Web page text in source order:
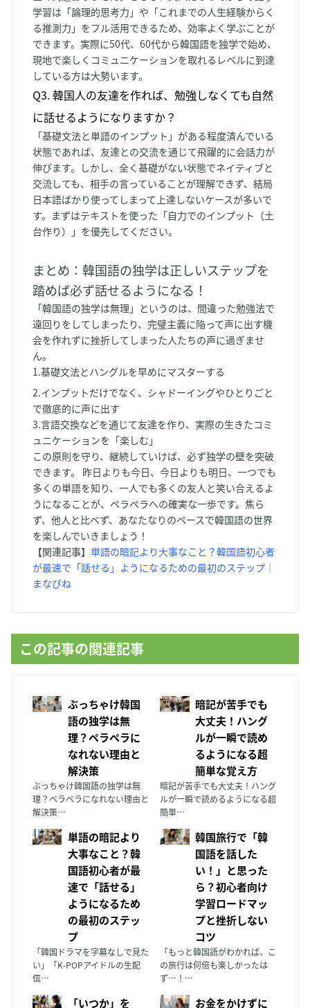
学習は「論理的思考力」や「これまでの人生経験からく
る推測力」をフル活用できるため、効率よく学ぶことが
できます。実際に50代、60代から韓国語を独学で始め、
現地で楽しくコミュニケーションを取れるレベルに到達
している方は大勢います。
Q3. 韓国人の友達を作れば、勉強しなくても自然
に話せるようになりますか？
「基礎文法と単語のインプット」がある程度済んでいる
状態であれば、友達との交流を通じて飛躍的に会話力が
伸びます。しかし、全く基礎がない状態でネイティブと
交流しても、相手の言っていることが理解できず、結局
日本語ばかり使ってしまって上達しないケースが多いで
す。まずはテキストを使った「自力でのインプット（土
台作り）」を優先してください。
まとめ：韓国語の独学は正しいステップを
踏めば必ず話せるようになる！
「韓国語の独学は無理」というのは、間違った勉強法で
遠回りをしてしまったり、完璧主義に陥って声に出す機
会を作れずに挫折してしまった人たちの声に過ぎませ
ん。
1.基礎文法とハングルを早めにマスターする
2.インプットだけでなく、シャドーイングやひとりごと
で徹底的に声に出す
3.言語交換などを通じて友達を作り、実際の生きたコミ
ュニケーションを「楽しむ」
この原則を守り、継続していけば、必ず独学の壁を突破
できます。 昨日よりも今日、今日よりも明日、一つでも
多くの単語を知り、一人でも多くの友人と笑い合えるよ
うになることが、ペラペラへの確実な一歩です。焦ら
ず、他人と比べず、あなたなりのペースで韓国語の世界
を楽しんでいきましょう！
【関連記事】 単語の暗記より大事なこと？韓国語初心者
が最速で「話せる」ようになるための最初のステップ｜
まなびね
この記事の関連記事
ぶっちゃけ韓国
語の独学は無
理？ペラペラに
なれない理由と
解決策
ぶっちゃけ韓国語の独学は無
理？ペラペラになれない理由と
解決策…
暗記が苦手でも
大丈夫！ハング
ルが一瞬で読め
るようになる超
簡単な覚え方
暗記が苦手でも大丈夫！ハング
ルが一瞬で読めるようになる超
簡単…
単語の暗記より
大事なこと？韓
国語初心者が最
速で「話せる」
ようになるため
の最初のステッ
プ
「韓国ドラマを字幕なしで見た
い」「K-POPアイドルの生配
信…
韓国旅行で「韓
国語を話した
い！」と思った
ら？初心者向け
学習ロードマッ
プと挫折しない
コツ
「もっと韓国語がわかれば、こ
の旅行は何倍も楽しかったは
ず…！…
「いつか」を
お金をかけずに